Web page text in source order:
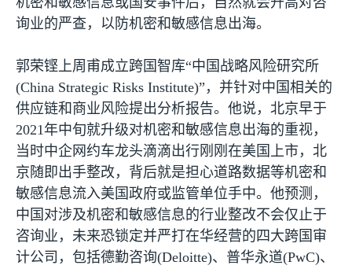
询业的严查，以防机密和敏感信息出海。
郭荣铿上周甫成立跨国智库“中国战略风险研究所
(China Strategic Risks Institute)”，并针对中国相关的
供应链和商业风险提出分析报告。他说，北京早于
2021年中旬就升级对机密和敏感信息出海的重视，
当时中企网约车龙头滴滴出行刚刚在美国上市，北
京随即出手整改，背后就是担心道路数据等机密和
敏感信息流入美国政府或监管单位手中。他预测，
中国对涉及机密和敏感信息的行业整改不会仅止于
咨询业，未来恐锁定并严打在华经营的四大跨国审
计公司，包括德勤咨询(Deloitte)、普华永道(PwC)、